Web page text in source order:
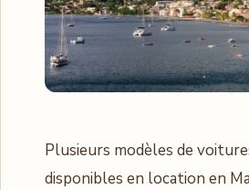
Plusieurs modèles de
disponibles en location en